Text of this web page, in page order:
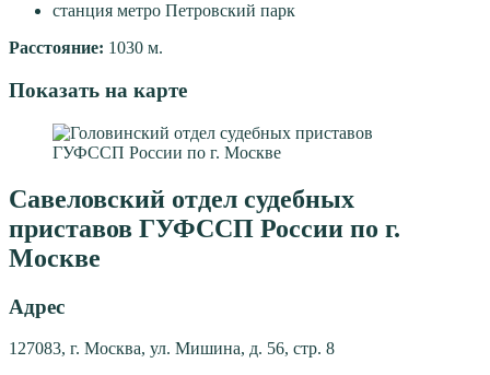
станция метро Петровский парк
Расстояние: 1030 м.
Показать на карте
Савеловский отдел судебных
приставов ГУФССП России по г.
Москве
Адрес
127083, г. Москва, ул. Мишина, д. 56, стр. 8